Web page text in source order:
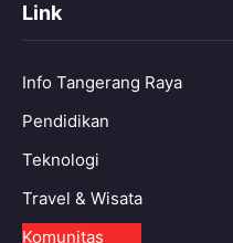
Link
Info Tangerang Raya
Pendidikan
Teknologi
Travel & Wisata
Komunitas